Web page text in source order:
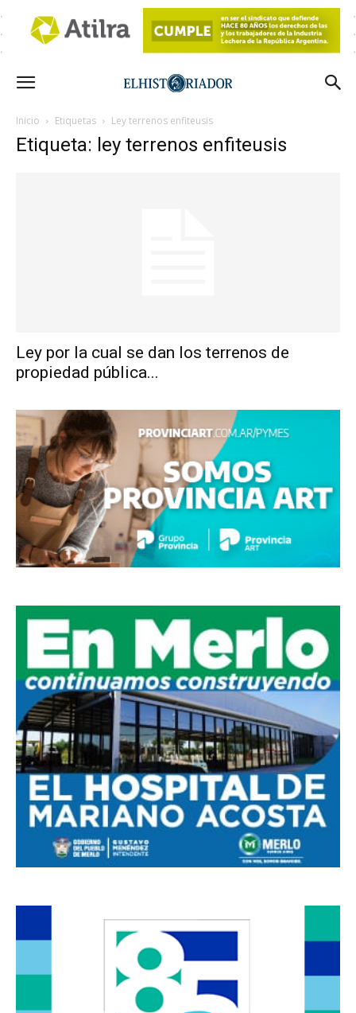
Inicio Etiquetas Ley terrenos enfiteusis
Etiqueta: ley terrenos enfiteusis
Ley por la cual se dan los terrenos de
propiedad pública...